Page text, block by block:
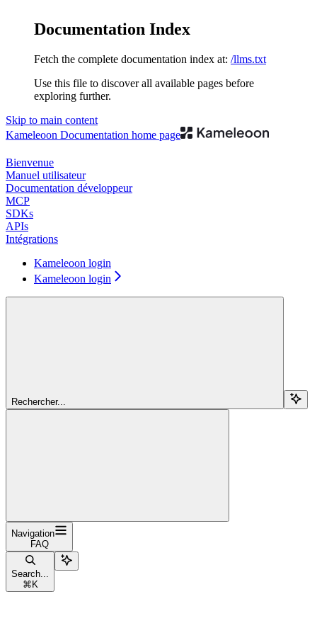
Documentation Index
Fetch the complete documentation index at: /llms.txt
Use this file to discover all available pages before
exploring further.
Skip to main content
Kameleoon Documentation home page
Bienvenue
Manuel utilisateur
Documentation développeur
MCP
SDKs
APIs
Intégrations
Kameleoon login
Kameleoon login
Rechercher...
Navigation
FAQ
Search...
⌘ K